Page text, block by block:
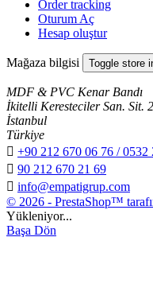
Order tracking
Oturum Aç
Hesap oluştur
Mağaza bilgisi Toggle store
MDF & PVC Kenar Bandı
İkitelli Keresteciler San. Sit.
İstanbul
Türkiye
 +90 212 670 06 76 / 0532
 90 212 670 21 69
 info@empatigrup.com
© 2026 - PrestaShop™
Yükleniyor...
Başa Dön